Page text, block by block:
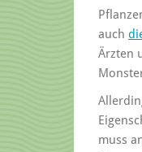
auch
Ärzten
muss